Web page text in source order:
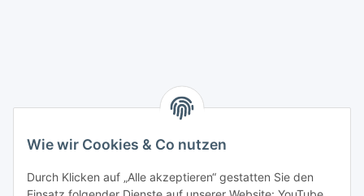
Wie wir Cookies & Co nutzen
Durch Klicken auf „Alle akzeptieren“ gestatten Sie den